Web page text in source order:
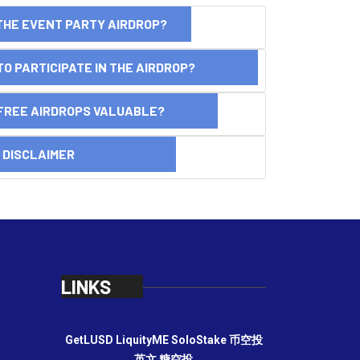
EVENT PARTY AIRDROP?
PARTICIPATE IN THE AIRDROP?
AIRDROPS VALUABLE?
LINKS
GetLUSD LiquityME SoloStake 币空投